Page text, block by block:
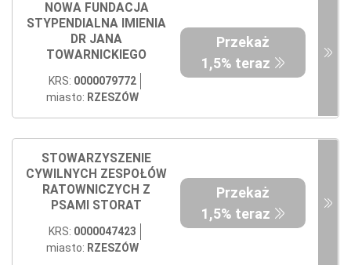
NOWA FUNDACJA
STYPENDIALNA IMIENIA
DR JANA
TOWARNICKIEGO
KRS: 0000079772
miasto: RZESZÓW
Przekaż
1,5% teraz
STOWARZYSZENIE
CYWILNYCH ZESPOŁÓW
RATOWNICZYCH Z
PSAMI STORAT
KRS: 0000047423
miasto: RZESZÓW
Przekaż
1,5% teraz